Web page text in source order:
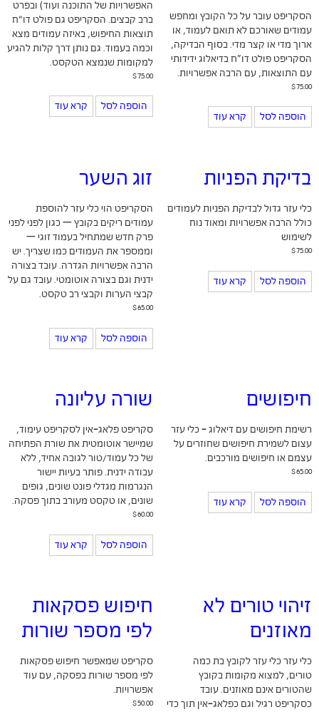
הסקריפט עובר על כל הקובץ ומחפש
עמודים שאורכם לא תואם לעמוד, או
ארוך מדי או קצר מדי. בסוף הבדיקה,
הסקריפט פולט דו"ח בדיאלוג ידידותי
עם התוצאות, עם הרבה אפשרויות.
$75.00
הוספה לסל קרא עוד
האפשרויות של התוכנה ועוד) ובפרט
ברב קבצים. הסקריפט גם פולט דו״ח
תוצאות החיפוש, באיזה עמודים מצא
וכמה בעמוד. גם נותן דרך קלות להגיע
למקומות שנמצא הטקסט.
$75.00
הוספה לסל קרא עוד
בדיקת הפניות
כלי עזר גדול לבדיקת הפניות לעמודים
כולל הרבה אפשרויות ומאוד נוח
לשימוש
$75.00
הוספה לסל קרא עוד
זוג השער
הסקריפט הוי כלי עזר להוספת
עמודים ריקים בקובץ — כגון לפני לפני
פרק חדש שמתחיל בעמוד זוגי —
וממספר את העמודים כמו שצריך. יש
הרבה אפשרויות הגדרה. עובד בצורה
ידנית וגם בצורה אוטומטי. עובד גם על
קבצי הערות וקבצי רב טקסט.
$65.00
הוספה לסל קרא עוד
חיפושים
רשימת חיפושים עם דיאלוג - כלי עזר
עצום לשמירת חיפושים שחוזרים על
עצמם או חיפושים מורכבים.
$65.00
הוספה לסל קרא עוד
שורה עליונה
סקריפט פלאג-אין לסקריפט עימוד,
שמיישר אוטומטית את שורת הפתיחה
של כל עמוד/טור לגובה אחיד, ללא
עבודה ידנית. פותר בעיות יישור
הנגרמות מגדלי פונט שונים, גופים
שונים, או טקסט מעורב בתוך פסקה.
$60.00
הוספה לסל קרא עוד
זיהוי טורים לא
מאוזנים
כלי עזר כלי עזר לקובץ בת כמה
טורים, למצוא מקומות בקובץ
שהטורים אינם מאוזנים. עובד
כסקריפט רגיל וגם כפלאג-אין תוך כדי
חיפוש פסקאות
לפי מספר שורות
סקריפט שמאפשר חיפוש פסקאות
לפי מספר שורות בפסקה, עם עוד
אפשרויות.
$50.00